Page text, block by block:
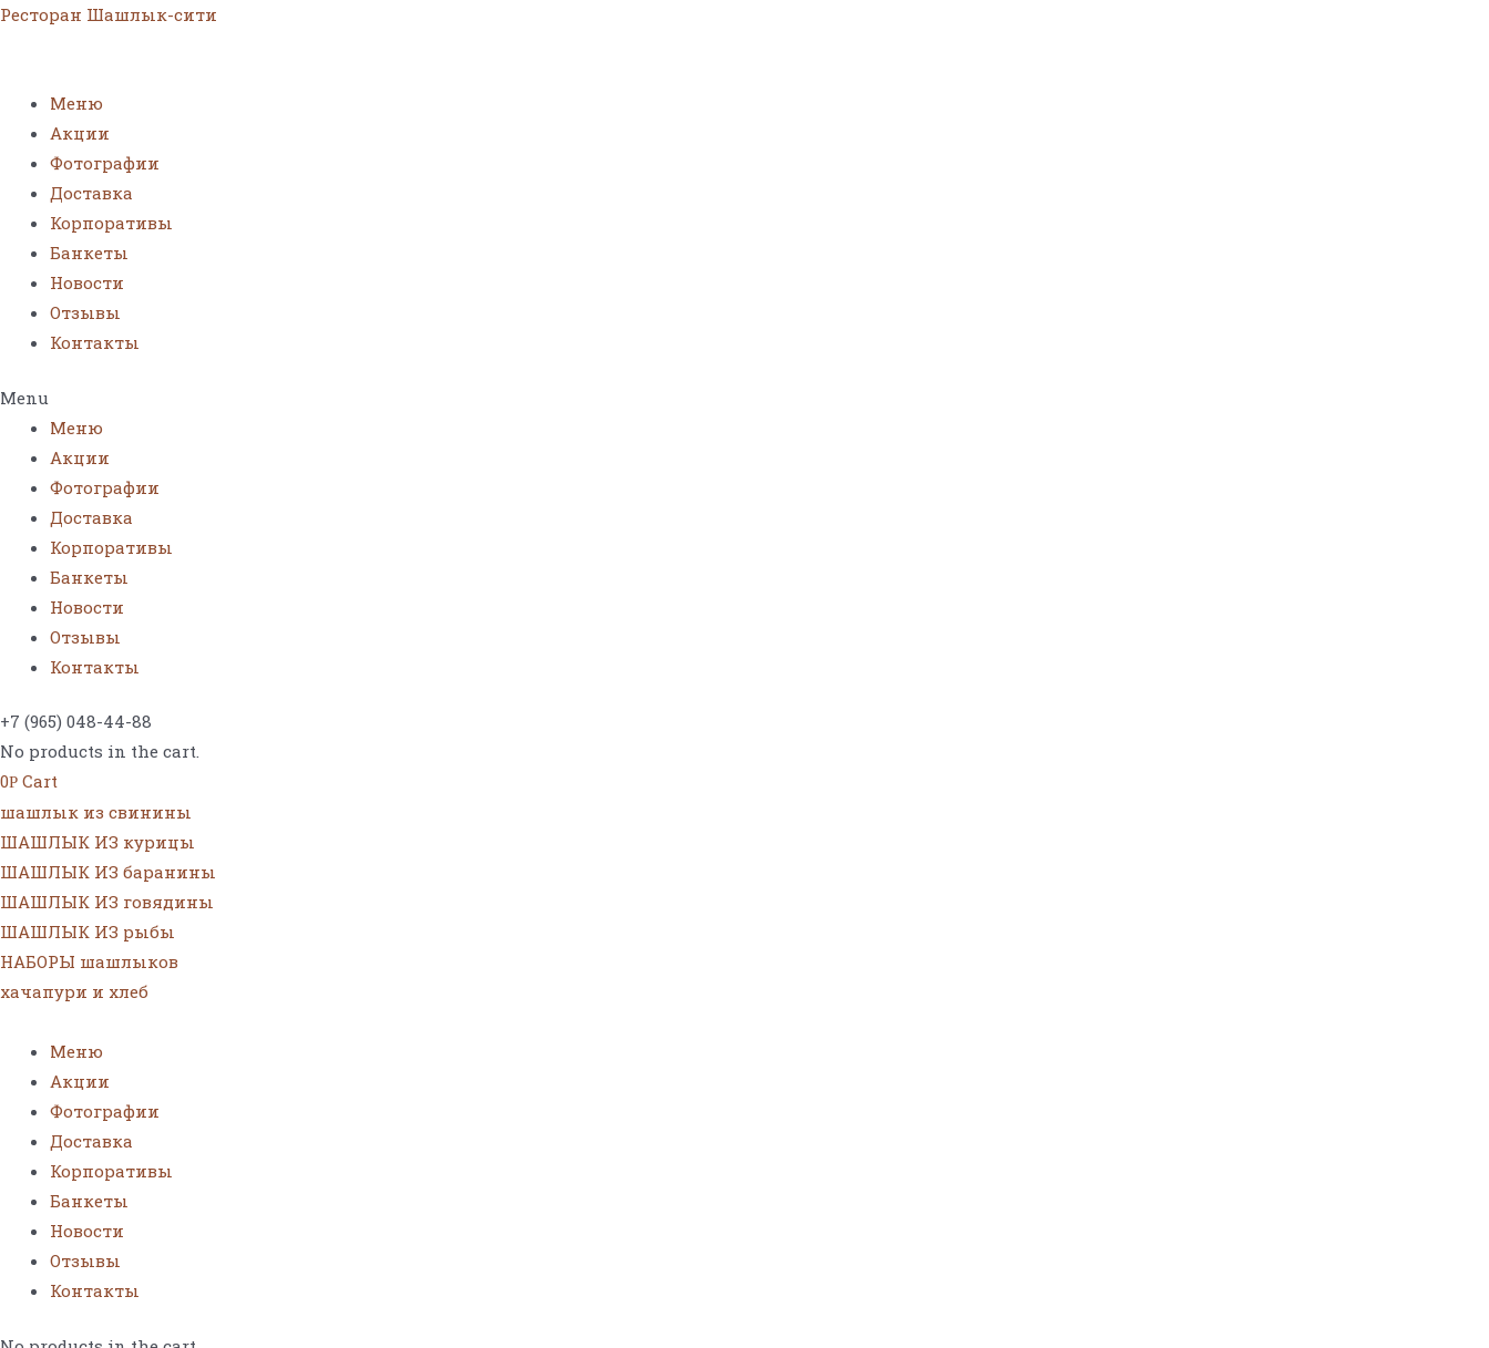
Ресторан Шашлык-сити
Меню
Акции
Фотографии
Доставка
Корпоративы
Банкеты
Новости
Отзывы
Контакты
Menu
Меню
Акции
Фотографии
Доставка
Корпоративы
Банкеты
Новости
Отзывы
Контакты
+7 (965) 048-44-88
No products in the cart.
0Р Cart
шашлык из свинины
ШАШЛЫК ИЗ курицы
ШАШЛЫК ИЗ баранины
ШАШЛЫК ИЗ говядины
ШАШЛЫК ИЗ рыбы
НАБОРЫ шашлыков
хачапури и хлеб
Меню
Акции
Фотографии
Доставка
Корпоративы
Банкеты
Новости
Отзывы
Контакты